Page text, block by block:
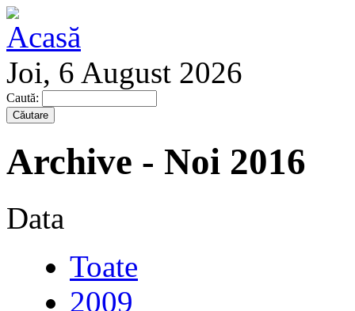
Joi, 6 August 2026
Caută:
Archive - Noi 2016
Data
Toate
2009